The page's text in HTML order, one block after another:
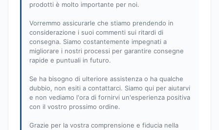
prodotti è molto importante per noi.
Vorremmo assicurarle che stiamo prendendo in
considerazione i suoi commenti sui ritardi di
consegna. Siamo costantemente impegnati a
migliorare i nostri processi per garantire consegne
rapide e puntuali in futuro.
Se ha bisogno di ulteriore assistenza o ha qualche
dubbio, non esiti a contattarci. Siamo qui per aiutarvi
e non vediamo l'ora di fornirvi un'esperienza positiva
con il vostro prossimo ordine.
Grazie per la vostra comprensione e fiducia nella